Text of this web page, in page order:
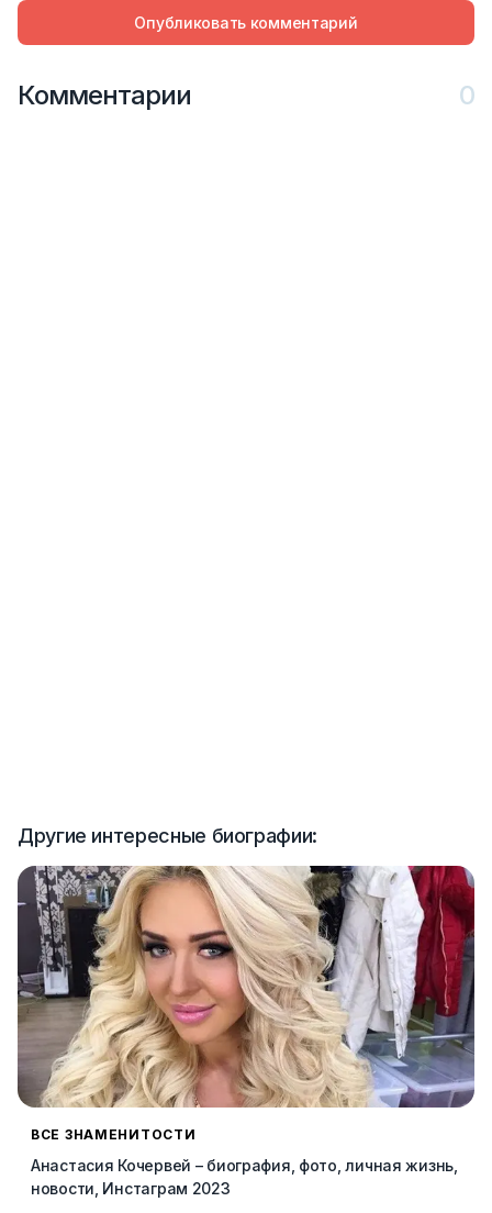
Другие интересные биографии:
ВСЕ ЗНАМЕНИТОСТИ
Анастасия Кочервей – биография, фото, личная жизнь,
новости, Инстаграм 2023
Опубликовать комментарий
Комментарии 0